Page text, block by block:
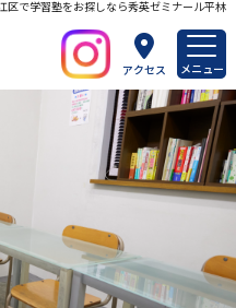
で学習塾をお探しなら秀英ゼミナール平林
アクセス
メニュー